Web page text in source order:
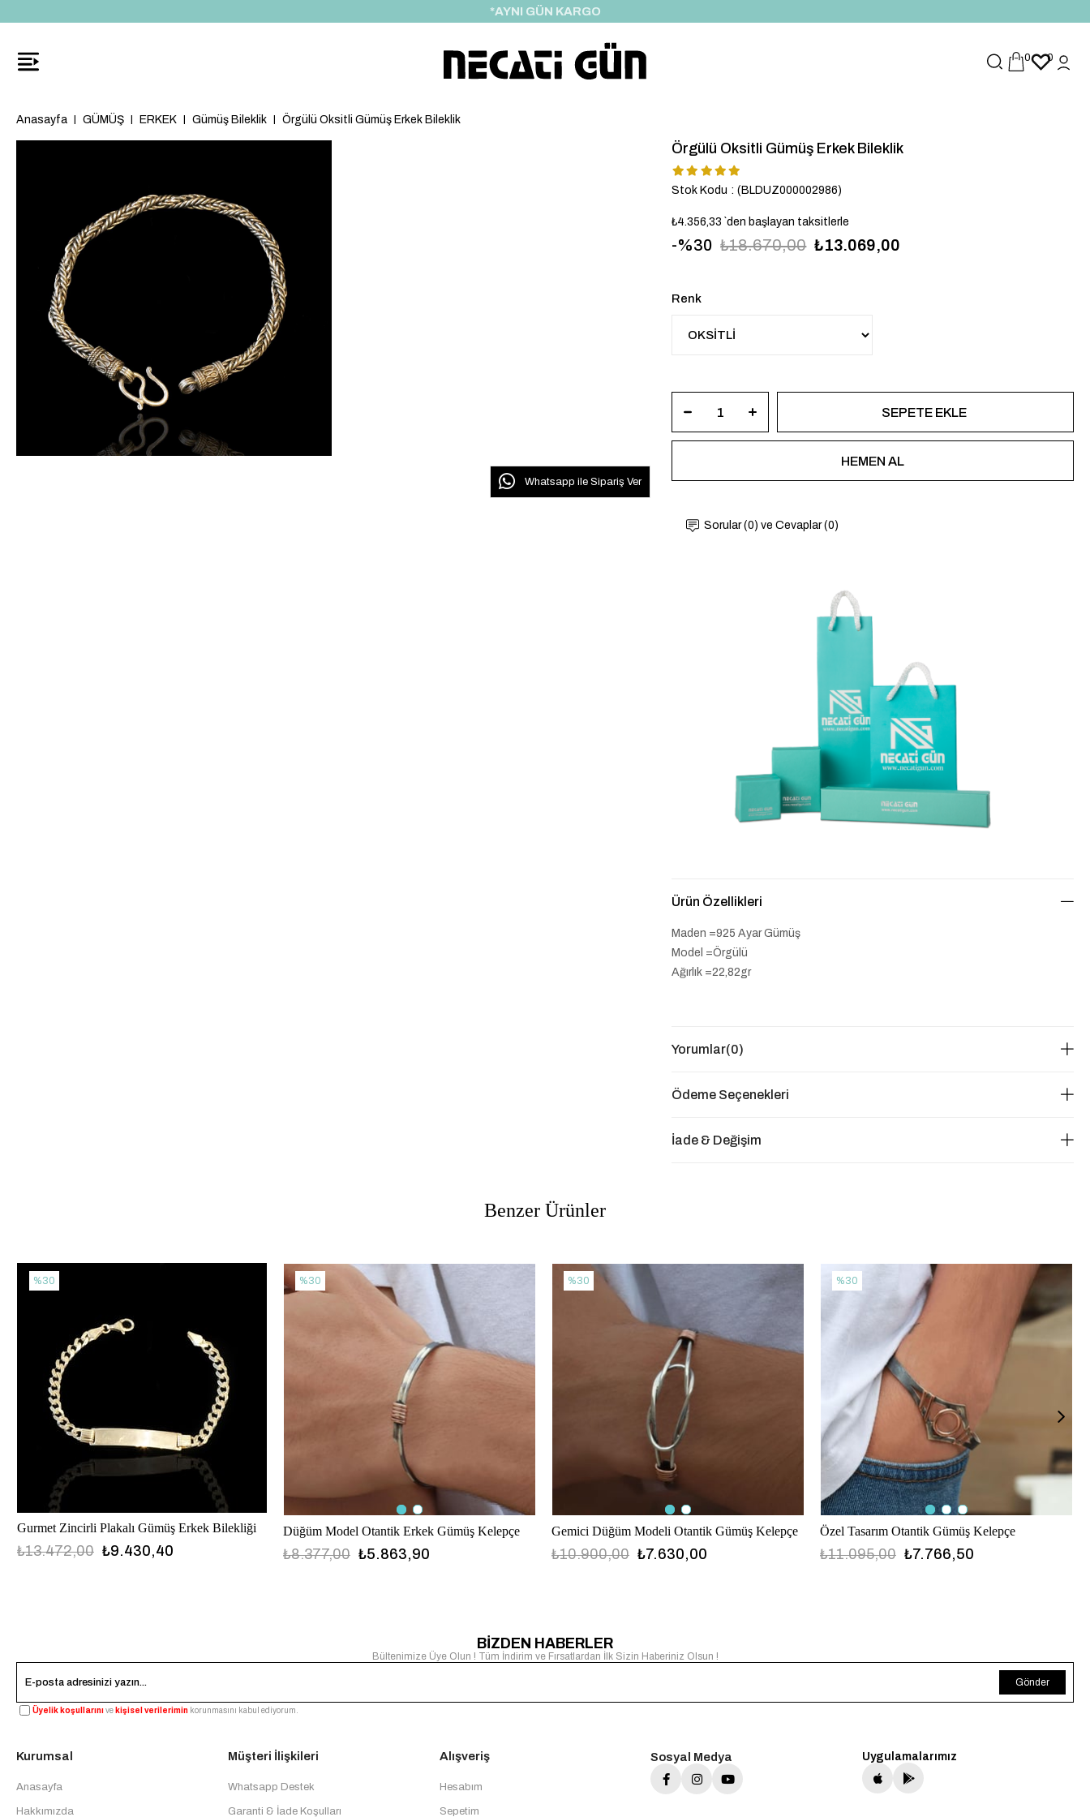
*HEDİYE PAKETİ & NOTU
0 0
Anasayfa GÜMÜŞ ERKEK Gümüş Bileklik Örgülü Oksitli Gümüş Erkek Bileklik
Whatsapp ile Sipariş Ver
Örgülü Oksitli Gümüş Erkek Bileklik
Stok Kodu (BLDUZ000002986)
₺4.356,33 `den başlayan taksitlerle
30 ₺18.670,00 ₺13.069,00
Renk
Sorular (0) ve Cevaplar (0)
Ürün Özellikleri
Maden =925 Ayar Gümüş
Model =Örgülü
Ağırlık =22,82gr
Yorumlar(0)
Ödeme Seçenekleri
İade & Değişim
Benzer Ürünler
Gurmet Zincirli Plakalı Gümüş Erkek Bilekliği
₺9.430,40
₺13.472,00
%30
Düğüm Model Otantik Erkek Gümüş Kelepçe
₺5.863,90
₺8.377,00
%30
Gemici Düğüm Modeli Otantik Gümüş Kelepçe
₺7.630,00
₺10.900,00
%30
Özel Tasarım Otantik Gümüş Kelepçe
₺7.766,50
₺11.095,00
%30
BİZDEN HABERLER
Bültenimize Üye Olun ! Tüm İndirim ve Fırsatlardan İlk Sizin Haberiniz Olsun !
Gönder
Üyelik koşullarınıve kişisel verilerimin korunmasını kabul ediyorum.
Kurumsal
Anasayfa
Hakkımızda
Müşteri İlişkileri
Whatsapp Destek
Garanti & İade Koşulları
Alışveriş
Hesabım
Sepetim
Sosyal Medya Uygulamalarımız